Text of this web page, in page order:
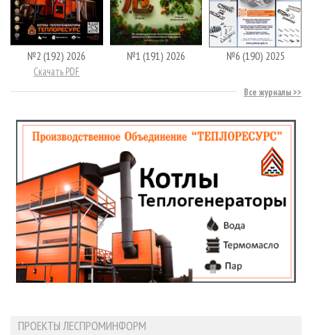
№2 (192) 2026
Скачать PDF
№1 (191) 2026 №6 (190) 2025
Все журналы
ПРОЕКТЫ ЛЕСПРОМИНФОРМ